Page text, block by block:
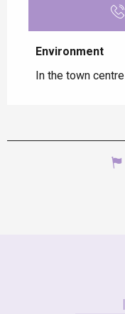
Environment
Environment
In the town centre